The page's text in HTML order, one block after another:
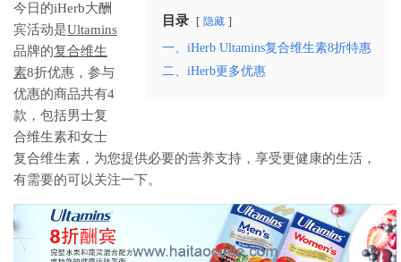
目录 隐藏
一、iHerb Ultamins复合维生素8折特惠
二、iHerb更多优惠
今日的iHerb大酬
宾活动是Ultamins
品牌的复合维生
素8折优惠，参与
优惠的商品共有4
款，包括男士复
合维生素和女士
复合维生素，为您提供必要的营养支持，享受更健康的生活，
有需要的可以关注一下。